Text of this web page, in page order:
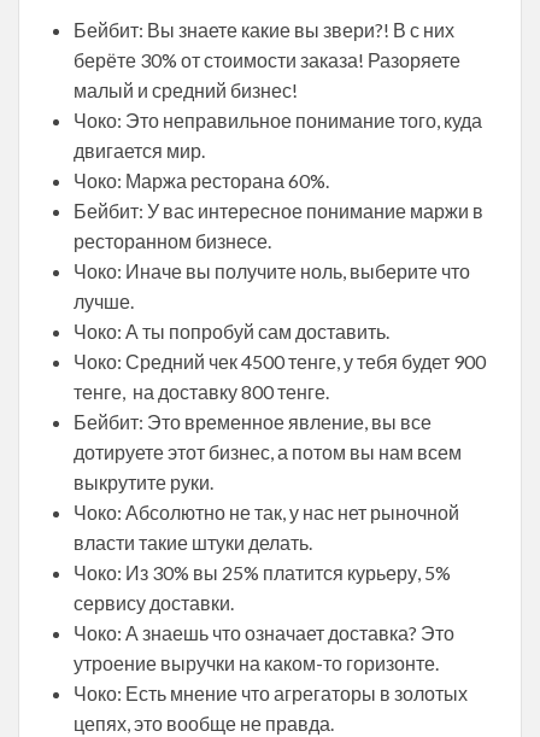
Бейбит: Вы знаете какие вы звери?! В с них
берёте 30% от стоимости заказа! Разоряете
малый и средний бизнес!
Чоко: Это неправильное понимание того, куда
двигается мир.
Чоко: Маржа ресторана 60%.
Бейбит: У вас интересное понимание маржи в
ресторанном бизнесе.
Чоко: Иначе вы получите ноль, выберите что
лучше.
Чоко: А ты попробуй сам доставить.
Чоко: Средний чек 4500 тенге, у тебя будет 900
тенге, на доставку 800 тенге.
Бейбит: Это временное явление, вы все
дотируете этот бизнес, а потом вы нам всем
выкрутите руки.
Чоко: Абсолютно не так, у нас нет рыночной
власти такие штуки делать.
Чоко: Из 30% вы 25% платится курьеру, 5%
сервису доставки.
Чоко: А знаешь что означает доставка? Это
утроение выручки на каком-то горизонте.
Чоко: Есть мнение что агрегаторы в золотых
цепях, это вообще не правда.